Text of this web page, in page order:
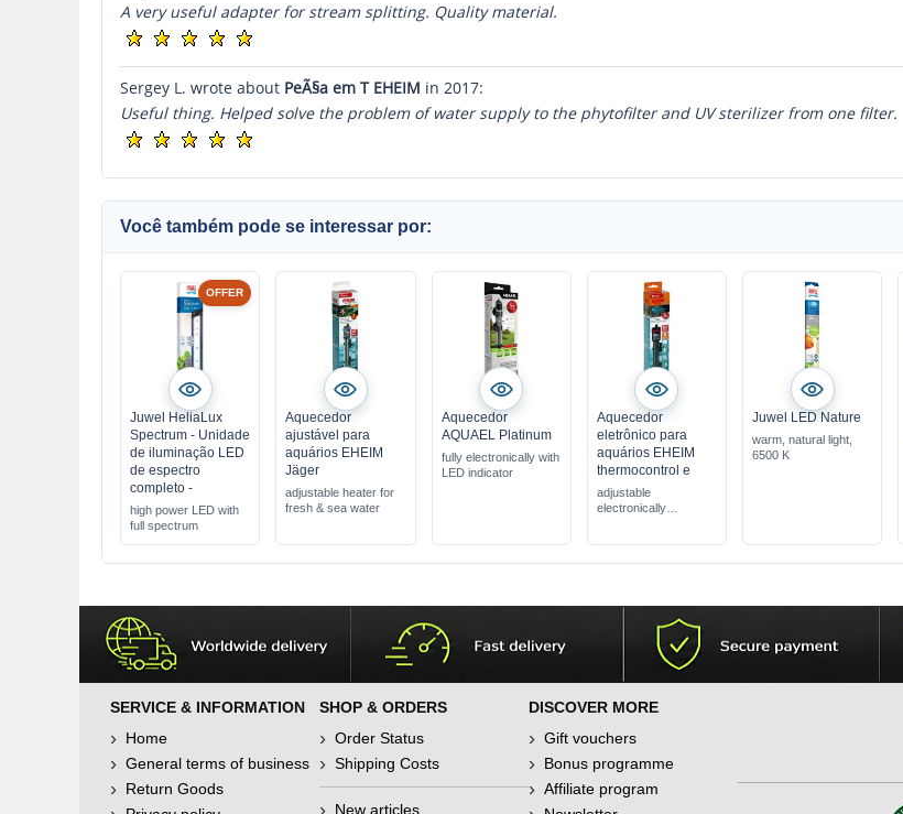
A very useful adapter for stream splitting. Quality material.
Sergey L. wrote about PeÃ§a em T EHEIM in 2017:
Useful thing. Helped solve the problem of water supply to the phytofilter and UV sterilizer from one filter.
Você também pode se interessar por:
OFFER
Juwel HeliaLux
Spectrum - Unidade
de iluminação LED
de espectro
completo -
high power LED with
full spectrum
Aquecedor
ajustável para
aquários EHEIM
Jäger
adjustable heater for
fresh & sea water
Aquecedor
AQUAEL Platinum
fully electronically with
LED indicator
Aquecedor
eletrônico para
aquários EHEIM
thermocontrol e
adjustable
electronically
Juwel LED Nature
warm, natural light,
6500 K
SERVICE & INFORMATION
Home
General terms of business
Return Goods
SHOP & ORDERS
Order Status
Shipping Costs
New articles
DISCOVER MORE
Gift vouchers
Bonus programme
Affiliate program